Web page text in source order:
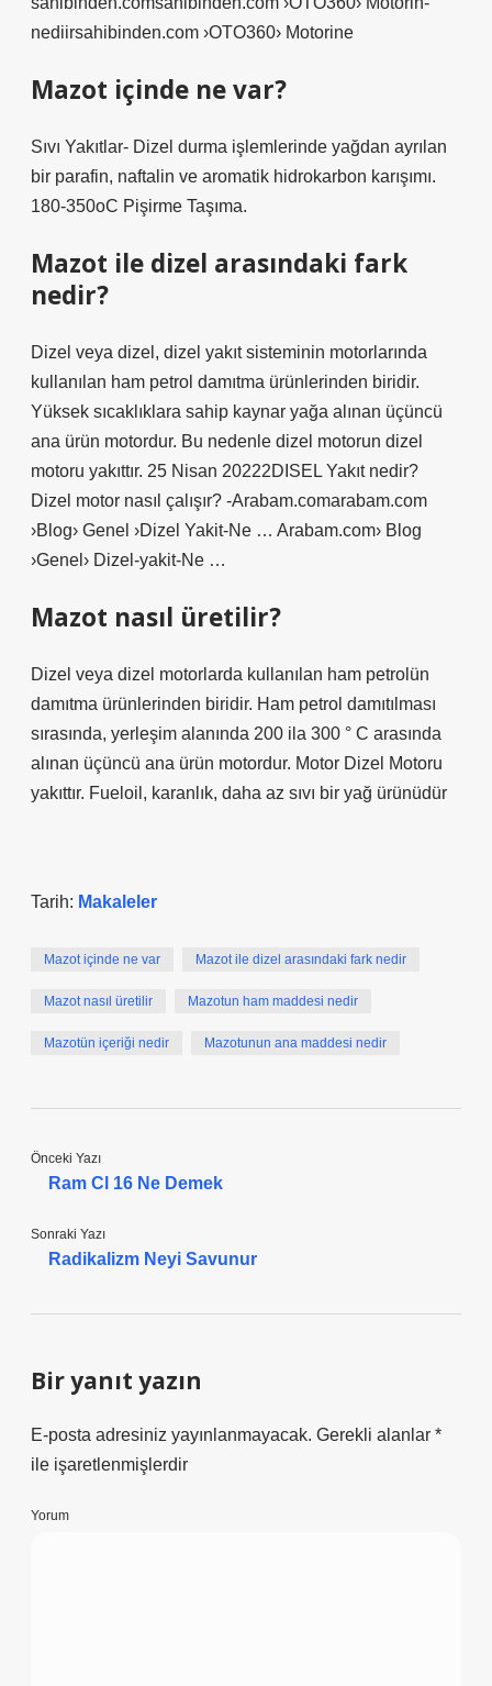
nediirsahibinden.com ›OTO360› Motorine
Mazot içinde ne var?
Sıvı Yakıtlar- Dizel durma işlemlerinde yağdan ayrılan
bir parafin, naftalin ve aromatik hidrokarbon karışımı.
180-350oC Pişirme Taşıma.
Mazot ile dizel arasındaki fark
nedir?
Dizel veya dizel, dizel yakıt sisteminin motorlarında
kullanılan ham petrol damıtma ürünlerinden biridir.
Yüksek sıcaklıklara sahip kaynar yağa alınan üçüncü
ana ürün motordur. Bu nedenle dizel motorun dizel
motoru yakıttır. 25 Nisan 20222DISEL Yakıt nedir?
Dizel motor nasıl çalışır? -Arabam.comarabam.com
›Blog› Genel ›Dizel Yakit-Ne … Arabam.com› Blog
›Genel› Dizel-yakit-Ne …
Mazot nasıl üretilir?
Dizel veya dizel motorlarda kullanılan ham petrolün
damıtma ürünlerinden biridir. Ham petrol damıtılması
sırasında, yerleşim alanında 200 ila 300 ° C arasında
alınan üçüncü ana ürün motordur. Motor Dizel Motoru
yakıttır. Fueloil, karanlık, daha az sıvı bir yağ ürünüdür
Tarih: Makaleler
Mazot içinde ne var Mazot ile dizel arasındaki fark nedir
Mazot nasıl üretilir Mazotun ham maddesi nedir
Mazotün içeriği nedir Mazotunun ana maddesi nedir
Önceki Yazı
Ram Cl 16 Ne Demek
Sonraki Yazı
Radikalizm Neyi Savunur
Bir yanıt yazın
E-posta adresiniz yayınlanmayacak. Gerekli alanlar *
ile işaretlenmişlerdir
Yorum